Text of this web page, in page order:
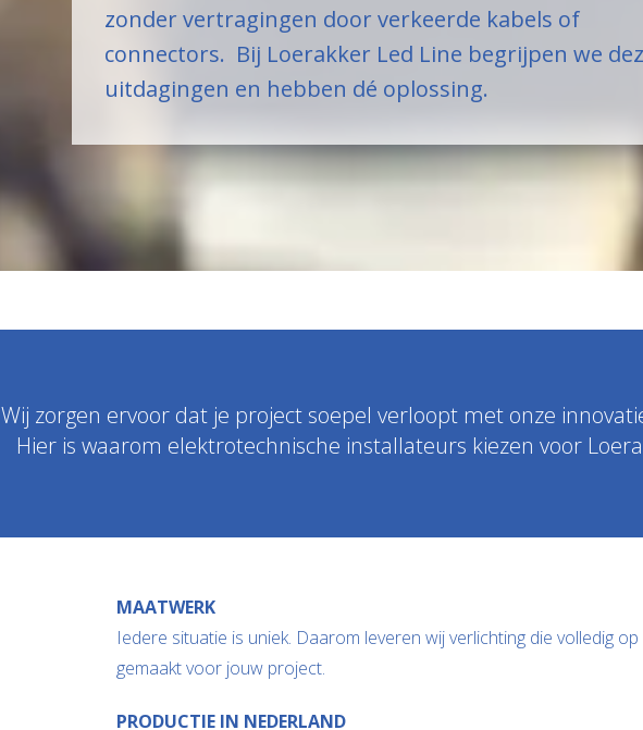
zonder vertragingen door verkeerde kabels of
connectors. Bij Loerakker Led Line begrijpen we
uitdagingen en hebben dé oplossing.
Wij zorgen ervoor dat je project soepel verloopt met onze
Hier is waarom elektrotechnische installateurs kiezen voor
MAATWERK
Iedere situatie is uniek. Daarom leveren wij verlichting die volledig
gemaakt voor jouw project.
PRODUCTIE IN NEDERLAND